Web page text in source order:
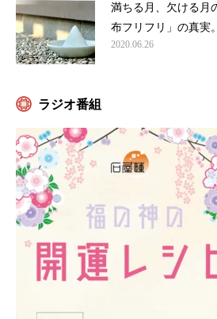
満ちる月、欠ける月
布フリフリ」の真実。
2020.06.26
ラジオ番組